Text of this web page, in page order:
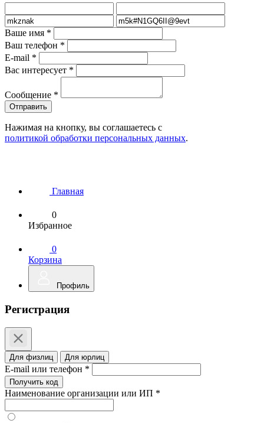
Ваше имя *
Ваш телефон *
E-mail *
Вас интересует *
Сообщение *
Нажимая на кнопку, вы соглашаетесь с
политикой обработки персональных данных.
Главная
0
Избранное
0
Корзина
Профиль
Регистрация
Для физлиц Для юрлиц
E-mail или телефон *
Получить код
Наименование организации или ИП *